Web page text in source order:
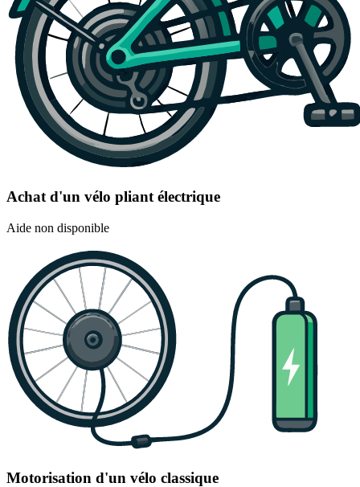
Achat d'un vélo pliant électrique
Aide non disponible
Motorisation d'un vélo classique